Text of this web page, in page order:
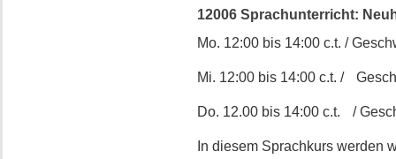
12006 Sprachunterricht:
Mo. 12:00 bis 14:00 c.t. /
Mi. 12:00 bis 14:00 c.t. /
Do. 12.00 bis 14:00 c.t. /
In diesem Sprachkurs werden